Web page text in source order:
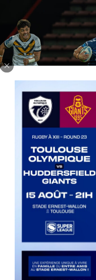
Fin de l’aventure
6 août 2026